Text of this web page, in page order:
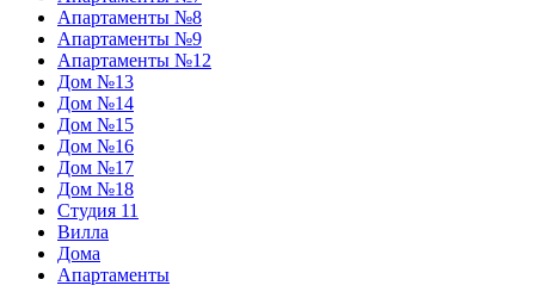
Апартаменты №8
Апартаменты №9
Апартаменты №12
Дом №13
Дом №14
Дом №15
Дом №16
Дом №17
Дом №18
Студия 11
Вилла
Дома
Апартаменты